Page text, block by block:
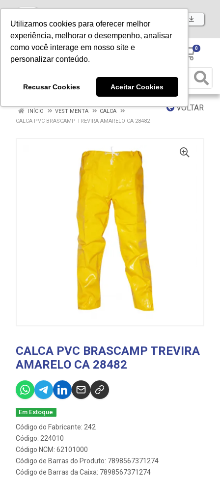
Utilizamos cookies para oferecer melhor
experiência, melhorar o desempenho, analisar
como você interage em nosso site e
personalizar conteúdo.
Recusar Cookies Aceitar Cookies
Baixe já nosso APP
0
VOLTAR
INÍCIO VESTIMENTA
CALCA
CALCA PVC BRASCAMP TREVIRA AMARELO CA 28482
CALCA PVC BRASCAMP TREVIRA
AMARELO CA 28482
Em Estoque
Código do Fabricante: 242
Código: 224010
Código NCM: 62101000
Código de Barras do Produto: 7898567371274
Código de Barras da Caixa: 7898567371274